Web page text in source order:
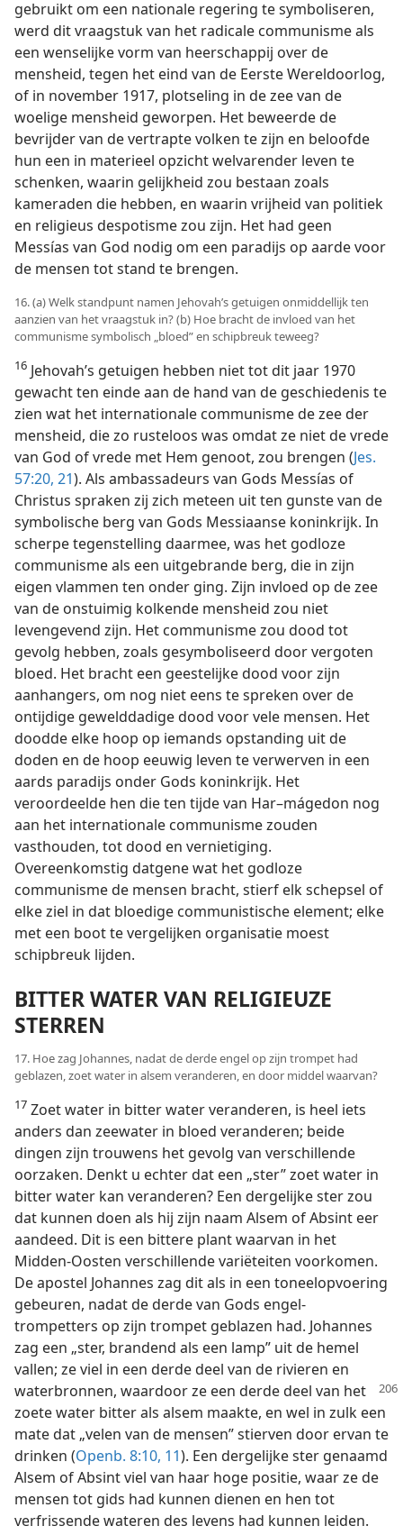
gebruikt om een nationale regering te symboliseren,
werd dit vraagstuk van het radicale communisme als
een wenselijke vorm van heerschappij over de
mensheid, tegen het eind van de Eerste Wereldoorlog,
of in november 1917, plotseling in de zee van de
woelige mensheid geworpen. Het beweerde de
bevrijder van de vertrapte volken te zijn en beloofde
hun een in materieel opzicht welvarender leven te
schenken, waarin gelijkheid zou bestaan zoals
kameraden die hebben, en waarin vrijheid van politiek
en religieus despotisme zou zijn. Het had geen
Messías van God nodig om een paradijs op aarde voor
de mensen tot stand te brengen.
16. (a) Welk standpunt namen Jehovah’s getuigen onmiddellijk ten
aanzien van het vraagstuk in? (b) Hoe bracht de invloed van het
communisme symbolisch „bloed” en schipbreuk teweeg?
16 Jehovah’s getuigen hebben niet tot dit jaar 1970
gewacht ten einde aan de hand van de geschiedenis te
zien wat het internationale communisme de zee der
mensheid, die zo rusteloos was omdat ze niet de vrede
van God of vrede met Hem genoot, zou brengen (Jes.
57:20, 21). Als ambassadeurs van Gods Messías of
Christus spraken zij zich meteen uit ten gunste van de
symbolische berg van Gods Messiaanse koninkrijk. In
scherpe tegenstelling daarmee, was het godloze
communisme als een uitgebrande berg, die in zijn
eigen vlammen ten onder ging. Zijn invloed op de zee
van de onstuimig kolkende mensheid zou niet
levengevend zijn. Het communisme zou dood tot
gevolg hebben, zoals gesymboliseerd door vergoten
bloed. Het bracht een geestelijke dood voor zijn
aanhangers, om nog niet eens te spreken over de
ontijdige gewelddadige dood voor vele mensen. Het
doodde elke hoop op iemands opstanding uit de
doden en de hoop eeuwig leven te verwerven in een
aards paradijs onder Gods koninkrijk. Het
veroordeelde hen die ten tijde van Har–mágedon nog
aan het internationale communisme zouden
vasthouden, tot dood en vernietiging.
Overeenkomstig datgene wat het godloze
communisme de mensen bracht, stierf elk schepsel of
elke ziel in dat bloedige communistische element; elke
met een boot te vergelijken organisatie moest
schipbreuk lijden.
BITTER WATER VAN RELIGIEUZE
STERREN
17. Hoe zag Johannes, nadat de derde engel op zijn trompet had
geblazen, zoet water in alsem veranderen, en door middel waarvan?
17 Zoet water in bitter water veranderen, is heel iets
anders dan zeewater in bloed veranderen; beide
dingen zijn trouwens het gevolg van verschillende
oorzaken. Denkt u echter dat een „ster” zoet water in
bitter water kan veranderen? Een dergelijke ster zou
dat kunnen doen als hij zijn naam Alsem of Absint eer
aandeed. Dit is een bittere plant waarvan in het
Midden-Oosten verschillende variëteiten voorkomen.
De apostel Johannes zag dit als in een toneelopvoering
gebeuren, nadat de derde van Gods engel-
trompetters op zijn trompet geblazen had. Johannes
zag een „ster, brandend als een lamp” uit de hemel
vallen; ze viel in een derde deel van de rivieren en
waterbronnen, waardoor ze een derde deel van het
zoete water bitter als alsem maakte, en wel in zulk een
mate dat „velen van de mensen” stierven door ervan te
drinken (Openb. 8:10, 11). Een dergelijke ster genaamd
Alsem of Absint viel van haar hoge positie, waar ze de
mensen tot gids had kunnen dienen en hen tot
verfrissende wateren des levens had kunnen leiden.